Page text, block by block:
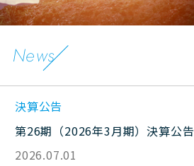
News
決算公告
第26期（2026年3月期）決算公告
2026.07.01